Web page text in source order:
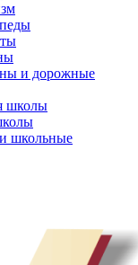
и дорожные
школьные